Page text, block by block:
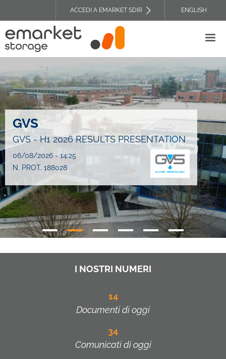
contenuto
principale
TOP
HEADER
ACCEDI A EMARKET SDIR ENGLISH
GVS
GVS - H1 2026 RESULTS PRESENTATION
06/08/2026 - 14:25
N. PROT. 188028
I NOSTRI NUMERI
14
Documenti di oggi
34
Comunicati di oggi